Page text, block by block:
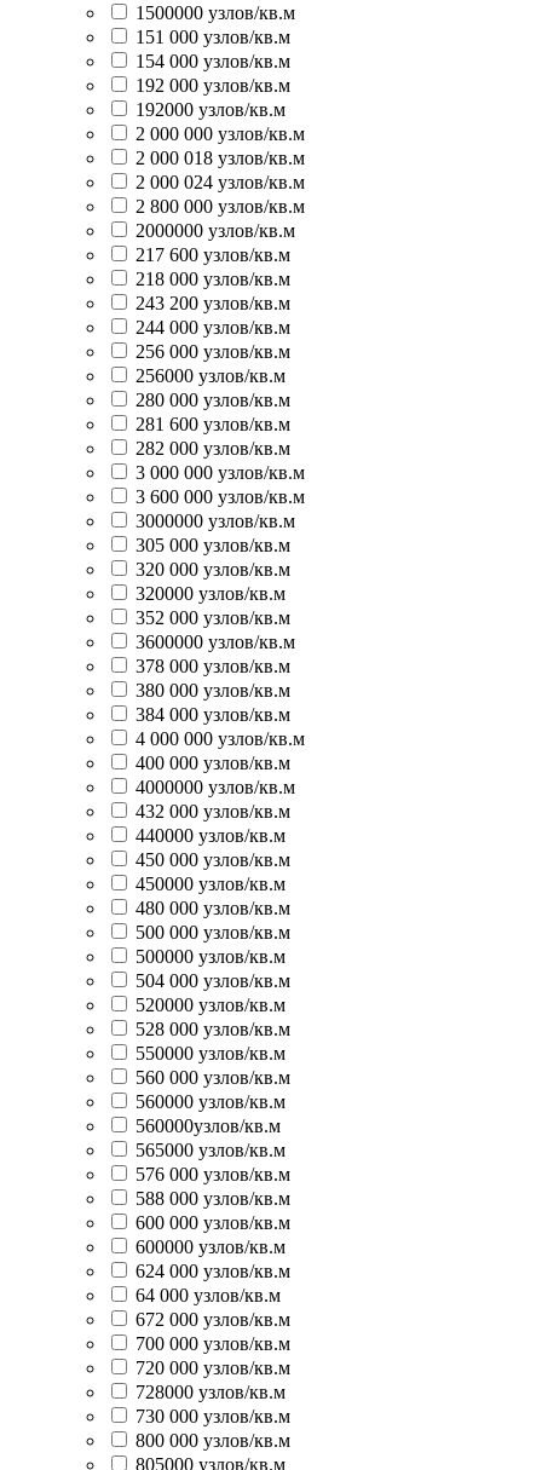
1500000 узлов/кв.м
151 000 узлов/кв.м
154 000 узлов/кв.м
192 000 узлов/кв.м
192000 узлов/кв.м
2 000 000 узлов/кв.м
2 000 018 узлов/кв.м
2 000 024 узлов/кв.м
2 800 000 узлов/кв.м
2000000 узлов/кв.м
217 600 узлов/кв.м
218 000 узлов/кв.м
243 200 узлов/кв.м
244 000 узлов/кв.м
256 000 узлов/кв.м
256000 узлов/кв.м
280 000 узлов/кв.м
281 600 узлов/кв.м
282 000 узлов/кв.м
3 000 000 узлов/кв.м
3 600 000 узлов/кв.м
3000000 узлов/кв.м
305 000 узлов/кв.м
320 000 узлов/кв.м
320000 узлов/кв.м
352 000 узлов/кв.м
3600000 узлов/кв.м
378 000 узлов/кв.м
380 000 узлов/кв.м
384 000 узлов/кв.м
4 000 000 узлов/кв.м
400 000 узлов/кв.м
4000000 узлов/кв.м
432 000 узлов/кв.м
440000 узлов/кв.м
450 000 узлов/кв.м
450000 узлов/кв.м
480 000 узлов/кв.м
500 000 узлов/кв.м
500000 узлов/кв.м
504 000 узлов/кв.м
520000 узлов/кв.м
528 000 узлов/кв.м
550000 узлов/кв.м
560 000 узлов/кв.м
560000 узлов/кв.м
560000узлов/кв.м
565000 узлов/кв.м
576 000 узлов/кв.м
588 000 узлов/кв.м
600 000 узлов/кв.м
600000 узлов/кв.м
624 000 узлов/кв.м
64 000 узлов/кв.м
672 000 узлов/кв.м
700 000 узлов/кв.м
720 000 узлов/кв.м
728000 узлов/кв.м
730 000 узлов/кв.м
800 000 узлов/кв.м
805000 узлов/кв.м